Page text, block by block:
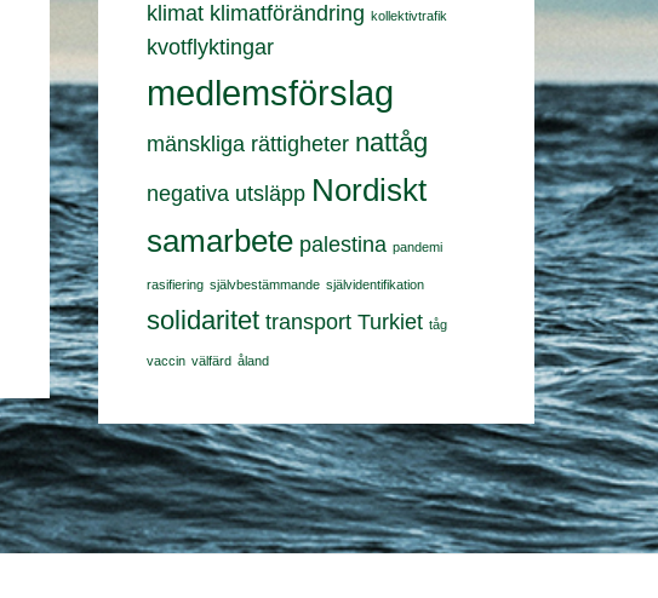
klimat klimatförändring kollektivtrafik
kvotflyktingar
medlemsförslag
mänskliga rättigheter nattåg
negativa utsläpp Nordiskt
samarbete palestina pandemi
rasifiering självbestämmande självidentifikation
solidaritet transport Turkiet tåg
vaccin välfärd åland